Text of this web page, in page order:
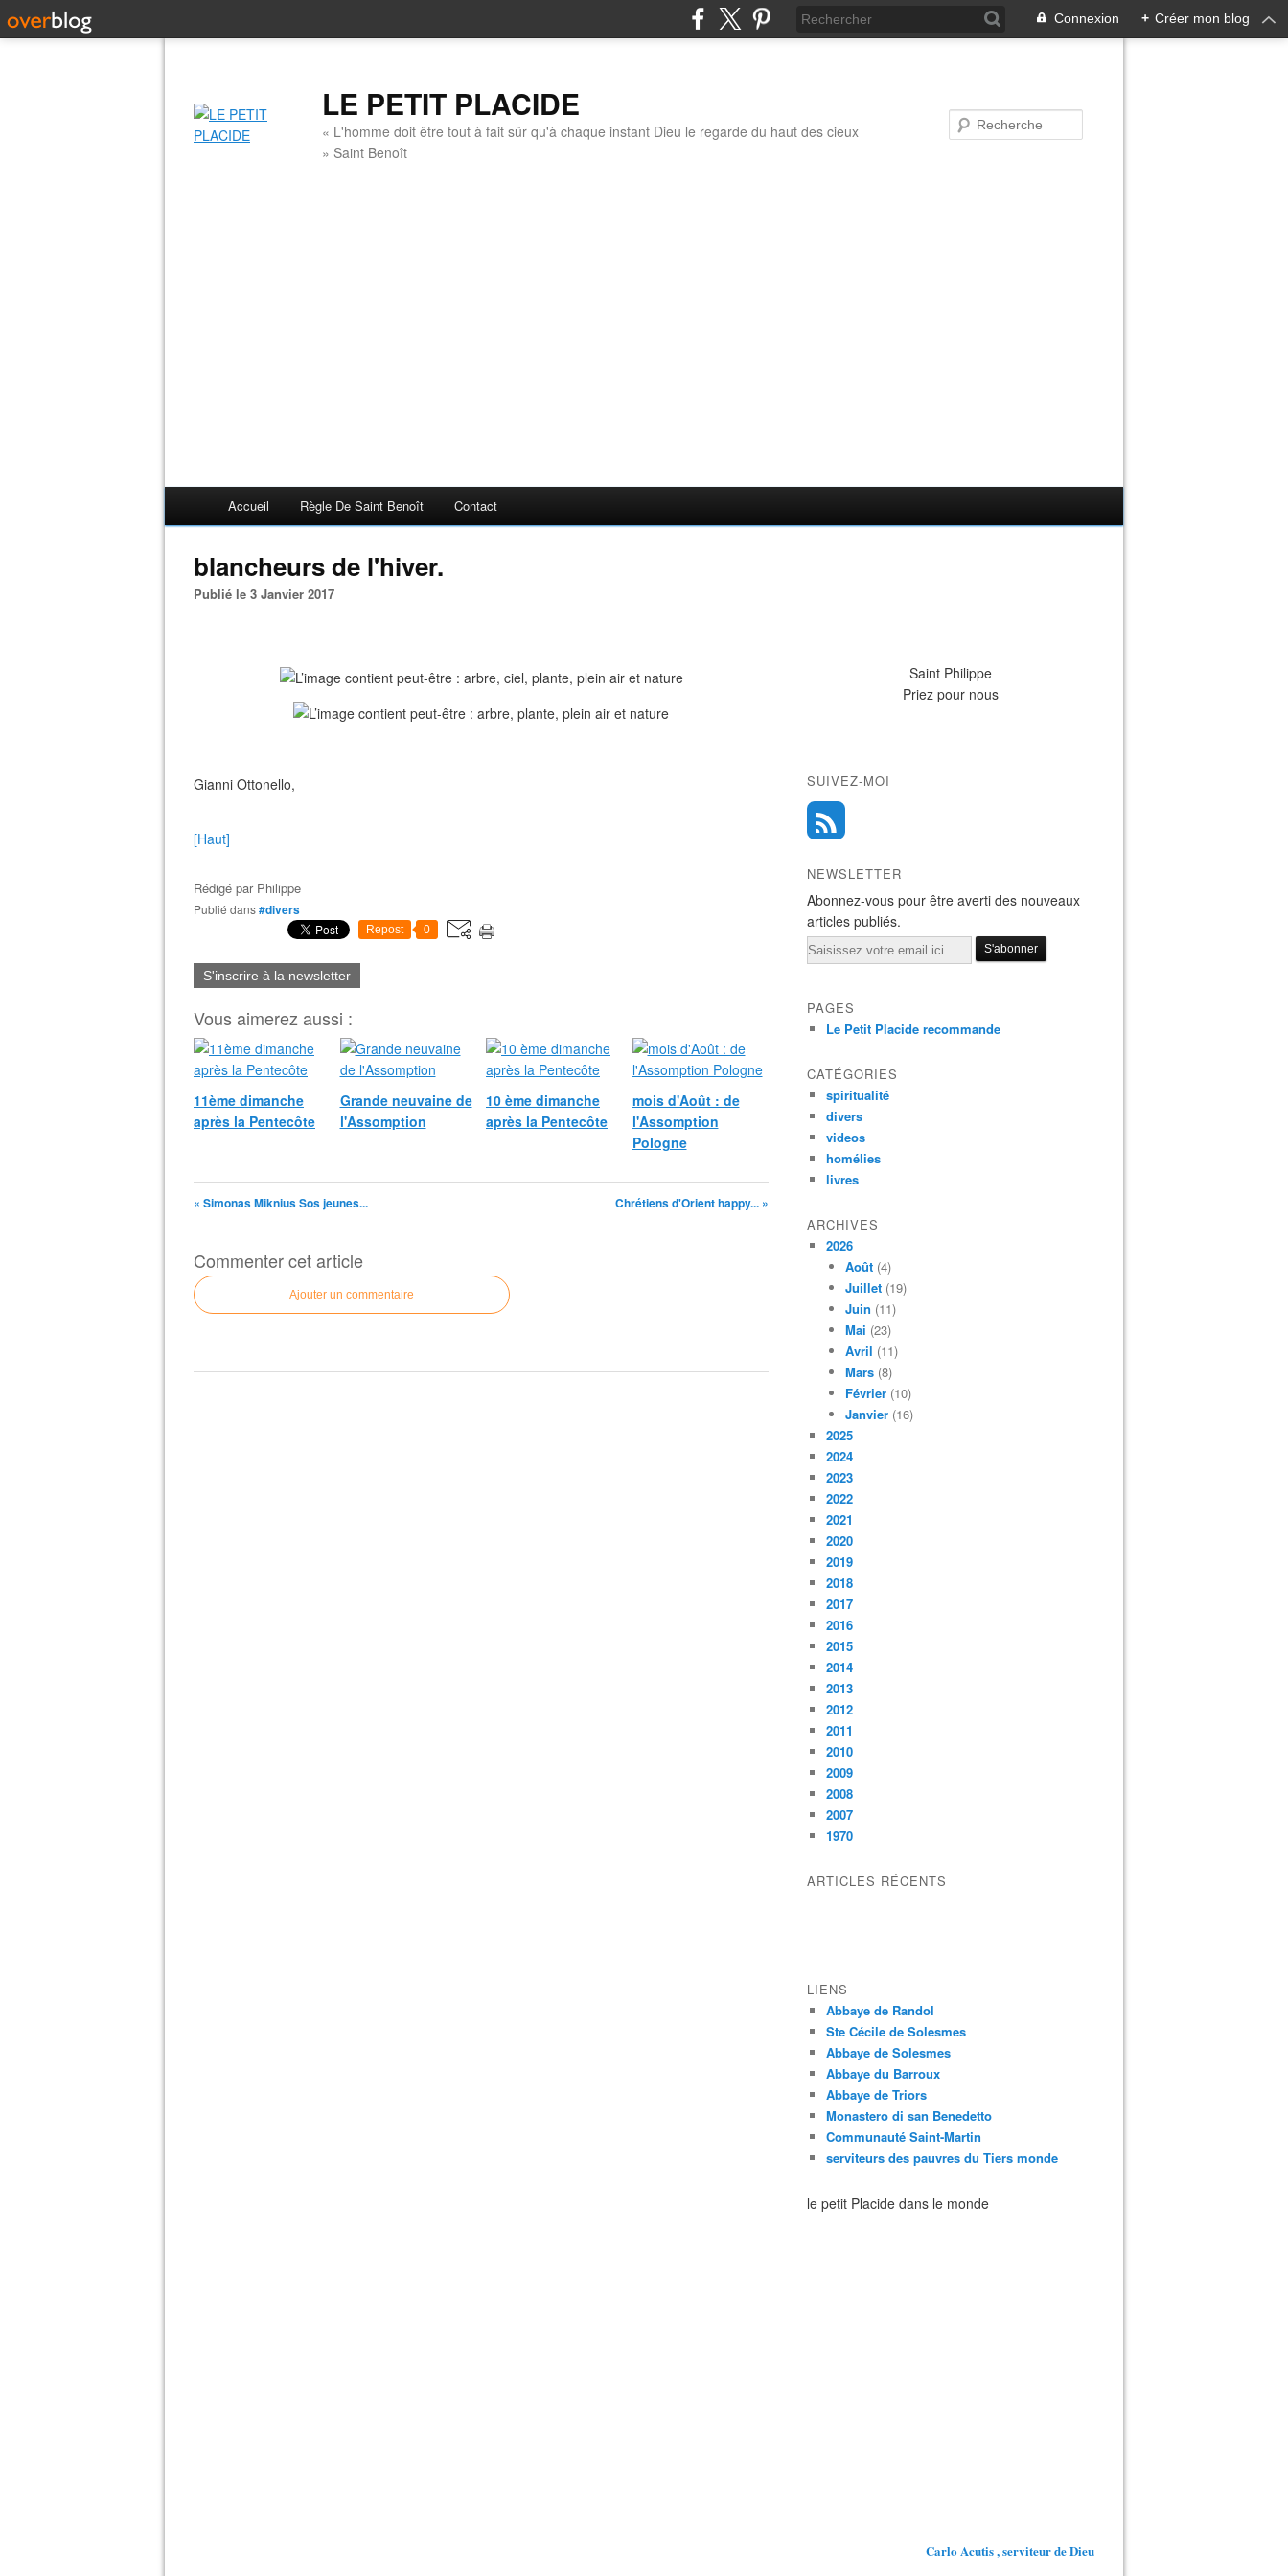
Connexion + Créer mon blog
LE PETIT PLACIDE
« L'homme doit être tout à fait sûr qu'à chaque instant Dieu le regarde du haut des cieux
» Saint Benoît
Accueil Règle De Saint Benoît Contact
blancheurs de l'hiver.
Publié le 3 Janvier 2017
Gianni Ottonello,
[Haut]
Rédigé par Philippe
Publié dans#divers
Repost 0
S'inscrire à la newsletter
Vous aimerez aussi :
11ème dimanche
après la Pentecôte
Grande neuvaine de
l'Assomption
10 ème dimanche
après la Pentecôte
mois d'Août : de
l'Assomption
Pologne
« Simonas Miknius Sos jeunes... Chrétiens d'Orient happy... »
Commenter cet article
Ajouter un commentaire
Saint Philippe
Priez pour nous
SUIVEZ-MOI
NEWSLETTER
Abonnez-vous pour être averti des nouveaux
articles publiés.
Email
PAGES
Le Petit Placide recommande
CATÉGORIES
spiritualité
divers
videos
homélies
livres
ARCHIVES
2026
Août (4)
Juillet (19)
Juin (11)
Mai (23)
Avril (11)
Mars (8)
Février (10)
Janvier (16)
2025
2024
2023
2022
2021
2020
2019
2018
2017
2016
2015
2014
2013
2012
2011
2010
2009
2008
2007
1970
ARTICLES RÉCENTS
LIENS
Abbaye de Randol
Ste Cécile de Solesmes
Abbaye de Solesmes
Abbaye du Barroux
Abbaye de Triors
Monastero di san Benedetto
Communauté Saint-Martin
serviteurs des pauvres du Tiers monde
le petit Placide dans le monde
Carlo Acutis , serviteur de Dieu